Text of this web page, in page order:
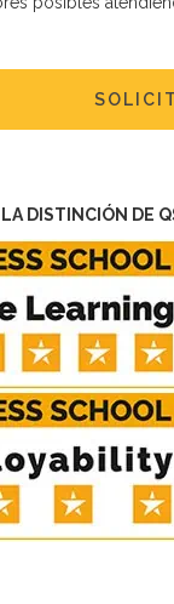
DISTINCIÓN DE